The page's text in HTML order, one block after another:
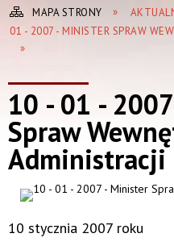
MAPA STRONY
01 - 2007 - MINISTER SPRAW
10 - 01 -
Spraw
Administracji
10 stycznia 2007 roku